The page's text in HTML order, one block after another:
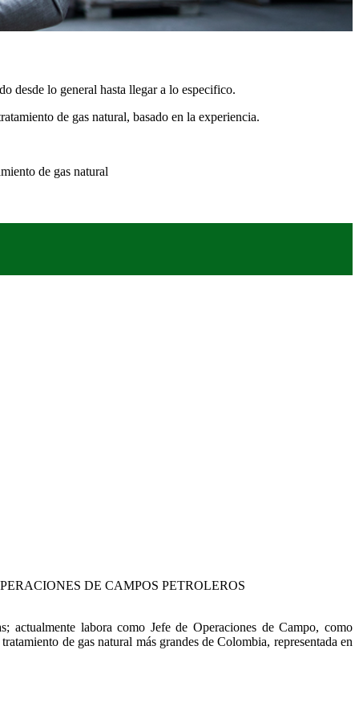
desde lo general hasta llegar a lo especifico.
de gas natural, basado en la experiencia.
de gas natural
DE CAMPOS PETROLEROS
labora como Jefe de Operaciones de Campo, como
de gas natural más grandes de Colombia, representada en